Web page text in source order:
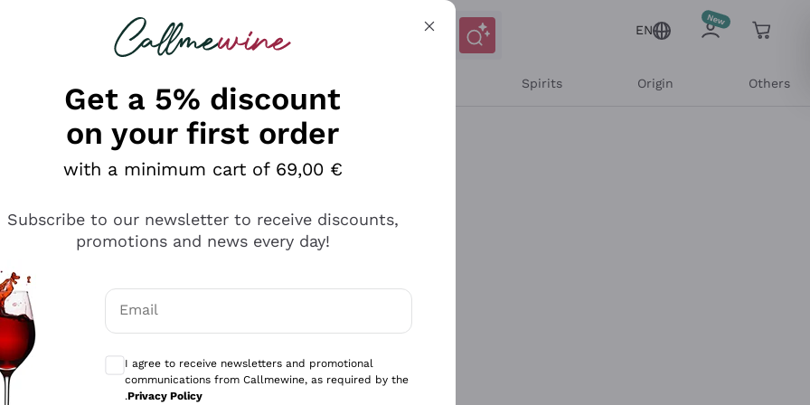
looking for
EN
Spirits Origin Others
Get a 5% discount
on your first order
with a minimum cart of 69,00 €
Subscribe to our newsletter to receive discounts,
promotions and news every day!
Email
I agree to receive newsletters and promotional
communications from Callmewine, as required by the
.Privacy Policy